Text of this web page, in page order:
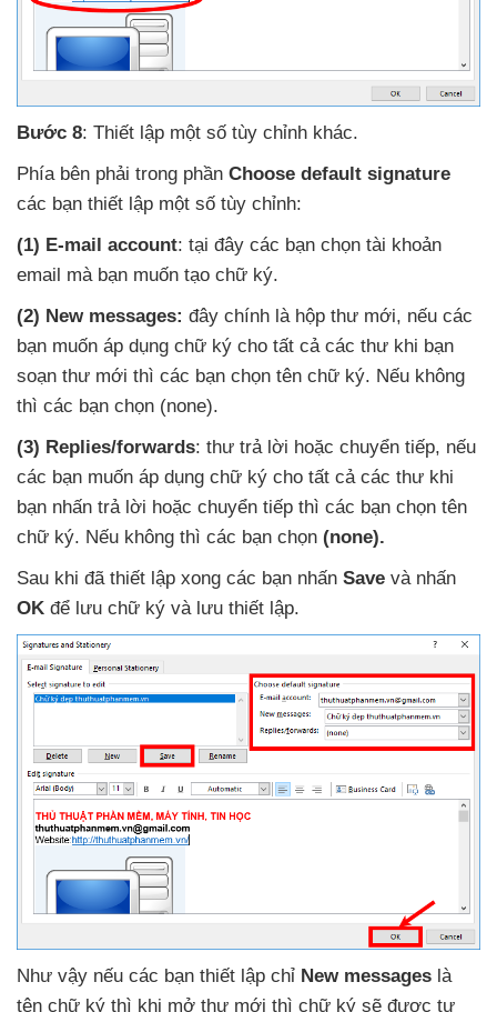
Bước 8: Thiết lập một số tùy chỉnh khác.
Phía bên phải trong phần Choose default signature
các bạn thiết lập một số tùy chỉnh:
(1) E-mail account: tại đây các bạn chọn tài khoản
email mà bạn muốn tạo chữ ký.
(2) New messages: đây chính là hộp thư mới, nếu các
bạn muốn áp dụng chữ ký cho tất cả các thư khi bạn
soạn thư mới thì các bạn chọn tên chữ ký. Nếu không
thì các bạn chọn (none).
(3) Replies/forwards: thư trả lời hoặc chuyển tiếp, nếu
các bạn muốn áp dụng chữ ký cho tất cả các thư khi
bạn nhấn trả lời hoặc chuyển tiếp thì các bạn chọn tên
chữ ký. Nếu không thì các bạn chọn (none).
Sau khi đã thiết lập xong các bạn nhấn Save và nhấn
OK để lưu chữ ký và lưu thiết lập.
Như vậy nếu các bạn thiết lập chỉ New messages là
tên chữ ký thì khi mở thư mới thì chữ ký sẽ được tự